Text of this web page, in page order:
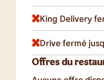
King Delivery
Drive fermé
Offres du